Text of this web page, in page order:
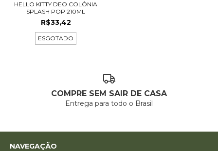
HELLO KITTY DEO COLÔNIA
SPLASH POP 210ML
R$33,42
ESGOTADO
COMPRE SEM SAIR DE CASA
Entrega para todo o Brasil
NAVEGAÇÃO